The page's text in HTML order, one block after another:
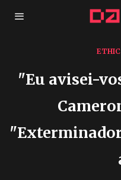
"Eu avisei-